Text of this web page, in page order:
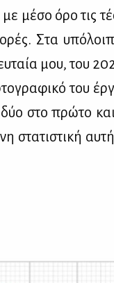
μέ­σο όρο τις
Στα
μου, του
του
στο πρώ­το
στα­τι­στι­κή